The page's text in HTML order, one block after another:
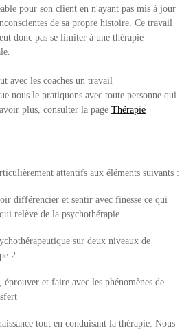
pour son client en n'ayant pas mis à jour
de sa propre histoire. Ce travail
donc pas se limiter à une thérapie
avec les coaches un travail
nous le pratiquons avec toute personne qui
plus, consulter la page Thérapie
attentifs aux éléments suivants :
différencier et sentir avec finesse ce qui
relève de la psychothérapie
sur deux niveaux de
2
et faire avec les phénomènes de
tout en conduisant la thérapie. Nous